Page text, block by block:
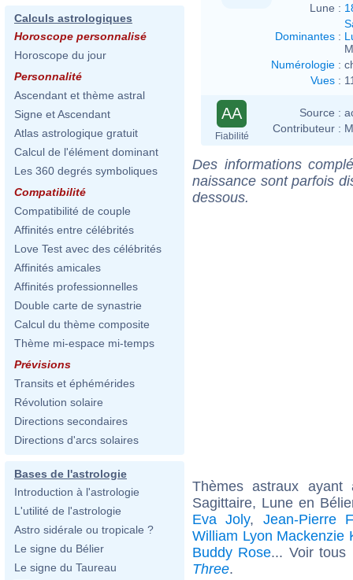
Calculs astrologiques
Horoscope personnalisé
Horoscope du jour
Personnalité
Ascendant et thème astral
Signe et Ascendant
Atlas astrologique gratuit
Calcul de l'élément dominant
Les 360 degrés symboliques
Compatibilité
Compatibilité de couple
Affinités entre célébrités
Love Test avec des célébrités
Affinités amicales
Affinités professionnelles
Double carte de synastrie
Calcul du thème composite
Thème mi-espace mi-temps
Prévisions
Transits et éphémérides
Révolution solaire
Directions secondaires
Directions d'arcs solaires
Bases de l'astrologie
Introduction à l'astrologie
L'utilité de l'astrologie
Astro sidérale ou tropicale ?
Le signe du Bélier
Le signe du Taureau
Lune :
Dominantes :
Numérologie :
Vues :
AA
Fiabilité
Source :
Contributeur :
Des informations
naissance sont parfois
dessous.
Thèmes astraux
Sagittaire, Lune en
Eva Joly, Jean-Pierre
William Lyon Mackenzie
Buddy Rose... Voir
Three.